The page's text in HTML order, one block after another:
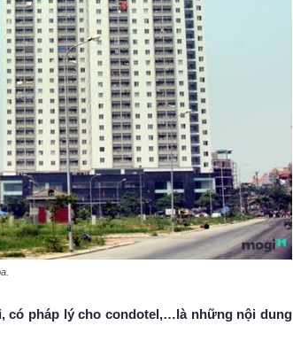
có pháp lý cho condotel,…là những nội dung